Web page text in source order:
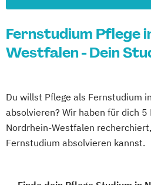
Fernstudium Pflege
Westfalen - Dein
Du willst Pflege als Fernstudium
absolvieren? Wir haben für dich 5
Nordrhein-Westfalen
Fernstudium absolvieren kannst.